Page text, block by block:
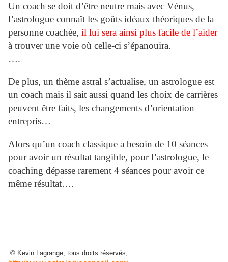
Un coach se doit d’être neutre mais avec Vénus,
l’astrologue connaît les goûts idéaux théoriques de la
personne coachée, il lui sera ainsi plus facile de l’aider
à trouver une voie où celle-ci s’épanouira.
….
De plus, un thème astral s’actualise, un astrologue est
un coach mais il sait aussi quand les choix de carrières
peuvent être faits, les changements d’orientation
entrepris…
Alors qu’un coach classique a besoin de 10 séances
pour avoir un résultat tangible, pour l’astrologue, le
coaching dépasse rarement 4 séances pour avoir ce
même résultat….
© Kevin Lagrange, tous droits réservés,